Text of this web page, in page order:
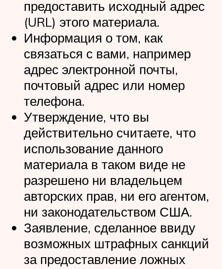
предоставить исходный адрес
(URL) этого материала.
Информация о том, как
связаться с вами, например
адрес электронной почты,
почтовый адрес или номер
телефона.
Утверждение, что вы
действительно считаете, что
использование данного
материала в таком виде не
разрешено ни владельцем
авторских прав, ни его агентом,
ни законодательством США.
Заявление, сделанное ввиду
возможных штрафных санкций
за предоставление ложных